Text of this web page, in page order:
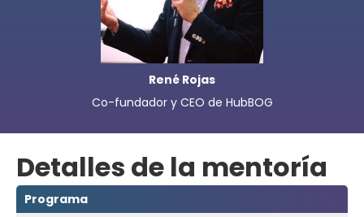
René Rojas
Co-fundador y CEO de HubBOG
Detalles de la mentoría
Programa